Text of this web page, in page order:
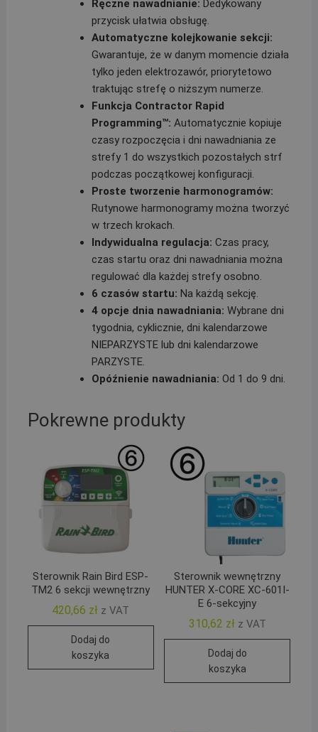
Ręczne nawadnianie: Dedykowany
przycisk ułatwia obsługę.
Automatyczne kolejkowanie sekcji:
Gwarantuje, że w danym momencie działa
tylko jeden elektrozawór, priorytetowo
traktując strefę o niższym numerze.
Funkcja Contractor Rapid
Programming™: Automatycznie kopiuje
czasy rozpoczęcia i dni nawadniania ze
strefy 1 do wszystkich pozostałych strf
podczas początkowej konfiguracji.
Proste tworzenie harmonogramów:
Rutynowe harmonogramy można tworzyć
w trzech krokach.
Indywidualna regulacja: Czas pracy,
czas startu oraz dni nawadniania można
regulować dla każdej strefy osobno.
6 czasów startu: Na każdą sekcję.
4 opcje dnia nawadniania: Wybrane dni
tygodnia, cyklicznie, dni kalendarzowe
NIEPARZYSTE lub dni kalendarzowe
PARZYSTE.
Opóźnienie nawadniania: Od 1 do 9 dni.
Pokrewne produkty
Sterownik Rain Bird ESP-
TM2 6 sekcji wewnętrzny
420,66 zł z VAT
Dodaj do
koszyka
Sterownik wewnętrzny
HUNTER X-CORE XC-601I-
E 6-sekcyjny
310,62 zł z VAT
Dodaj do
koszyka